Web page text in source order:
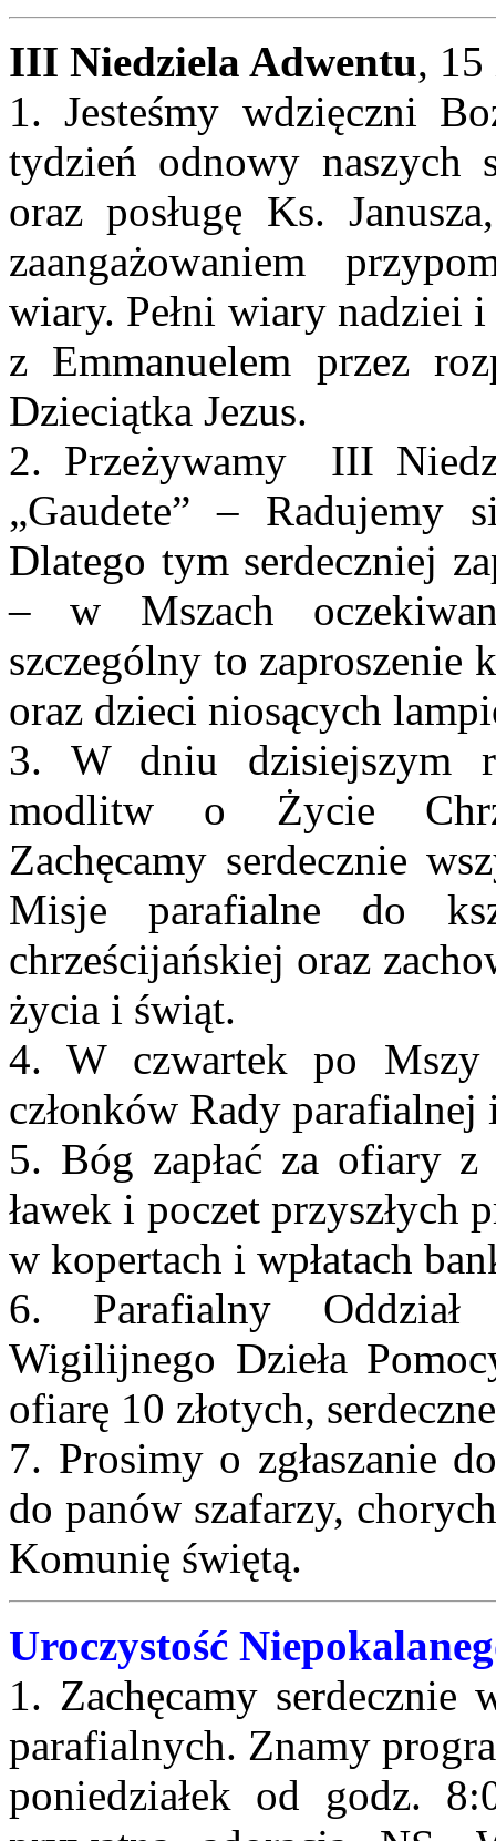
III Niedziela Adwentu,
1. Jesteśmy wdzięczni
tydzień odnowy naszych
oraz posługę Ks.
zaangażowaniem
wiary. Pełni wiary nadziei
z Emmanuelem przez
Dzieciątka Jezus.
2. Przeżywamy III
„Gaudete” – Radujemy
Dlatego tym serdeczniej
– w Mszach
szczególny to zaproszenie
oraz dzieci niosących
3. W dniu dzisiejszym
modlitw o Życie
Zachęcamy serdecznie
Misje parafialne do
chrześcijańskiej oraz
życia i świąt.
4. W czwartek po Mszy
członków Rady
5. Bóg zapłać za ofiary
ławek i poczet przyszłych
w kopertach i wpłatach
6. Parafialny Oddział
Wigilijnego Dzieła
ofiarę 10 złotych,
7. Prosimy o zgłaszanie
do panów szafarzy,
Komunię świętą.
Uroczystość
1. Zachęcamy serdecznie
parafialnych. Znamy
poniedziałek od godz.